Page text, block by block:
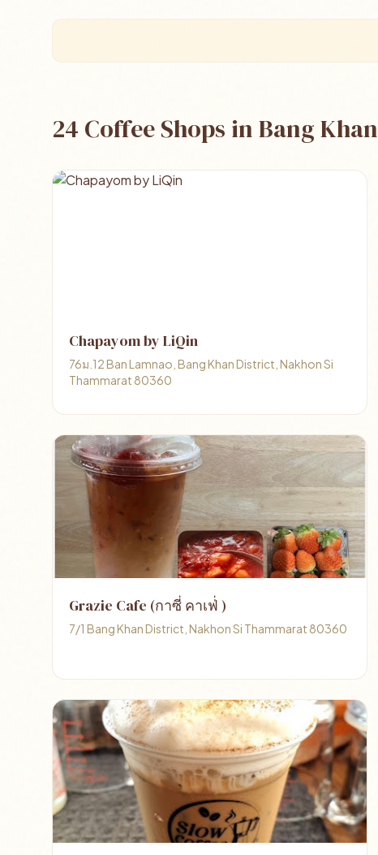
24 Coffee Shops in Bang Khan
Chapayom by LiQin
76ม.12 Ban Lamnao, Bang Khan District, Nakhon Si
Thammarat 80360
Grazie Cafe (กาซี่ คาเฟ่่ )
7/1 Bang Khan District, Nakhon Si Thammarat 80360